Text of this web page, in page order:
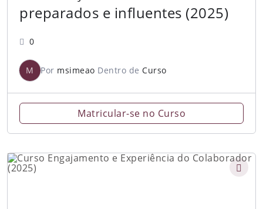
preparados e influentes (2025)
0
M Por msimeao Dentro de Curso
Matricular-se no Curso